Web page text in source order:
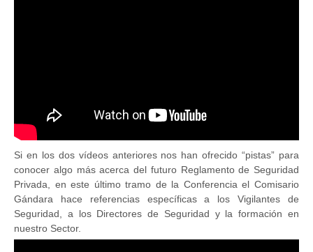
Si en los dos vídeos anteriores nos han ofrecido “pistas” para
conocer algo más acerca del futuro Reglamento de Seguridad
Privada, en este último tramo de la Conferencia el Comisario
Gándara hace referencias específicas a los Vigilantes de
Seguridad, a los Directores de Seguridad y la formación en
nuestro Sector.